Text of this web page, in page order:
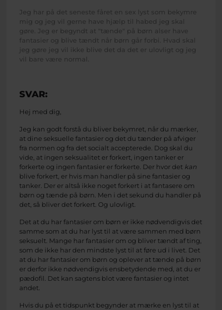
Jeg har på det seneste fåret en sex lyst som bekymre
mig og jeg vil gerne have hjælp til habed jeg skal
gøre. Jeg er begyndt at "tænde" på børn alser have
fantasier og blive tændt når børn går forbi. Hvad skal
jeg gøre jeg vil ikke blive det da det er ulovligt og jeg
vil bare være normal.
SVAR:
Hej med dig,
Jeg kan godt forstå du bliver bekymret, når du mærker,
at dine seksuelle fantasier og det du tænder på afviger
fra normen og fra det socialt accepterede. Dog skal du
vide, at ingen seksualitet er forkert, ingen tanker er
forkerte og ingen fantasier er forkerte. Der hvor det kan
blive forkert, er hvis man handler på sine fantasier og
tanker. Der er altså ikke noget forkert i at fantasere om
børn og tænde på børn. Men i det sekund du handler på
det, så bliver det forkert. Og ulovligt.
Det at du har fantasier om børn er ikke nødvendigvis det
samme som at du har lyst til at være sammen med børn
seksuelt. Mange har fantasier om og bliver tændt af ting,
som de ikke har den mindste lyst til at føre ud i livet. Det
at du har fantasier om børn og oplever at tænde på børn
er derfor ikke nødvendigvis ensbetydende med, at du er
pædofil. Det kan sagtens blot være fantasier og intet
andet.
Hvis du på et tidspunkt begynder at mærke en lyst til at